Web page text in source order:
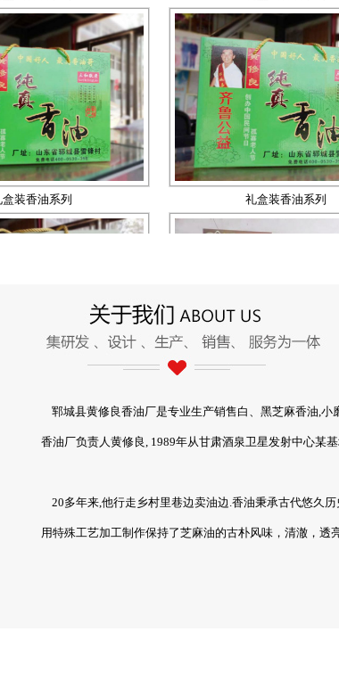
2
盒装香油系列 礼盒装香油系列
郓城县黄修良香油厂是专业生产销售白、黑芝麻香油,小
香油厂负责人黄修良, 1989年从甘肃酒泉卫星发射中心某
20多年来,他行走乡村里巷边卖油边.香油秉承古代悠久
用特殊工艺加工制作保持了芝麻油的古朴风味，清澈，透